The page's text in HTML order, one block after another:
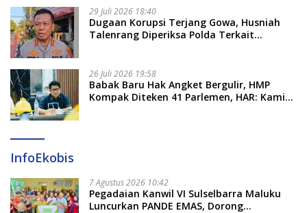
29 Juli 2026 18:40
Dugaan Korupsi Terjang Gowa, Husniah
Talenrang Diperiksa Polda Terkait
26 Juli 2026 19:58
​Babak Baru Hak Angket Bergulir, HMP
Kompak Diteken 41 Parlemen, HAR: Kami
InfoEkobis
7 Agustus 2026 10:42
Pegadaian Kanwil VI Sulselbarra Maluku
Luncurkan PANDE EMAS, Dorong